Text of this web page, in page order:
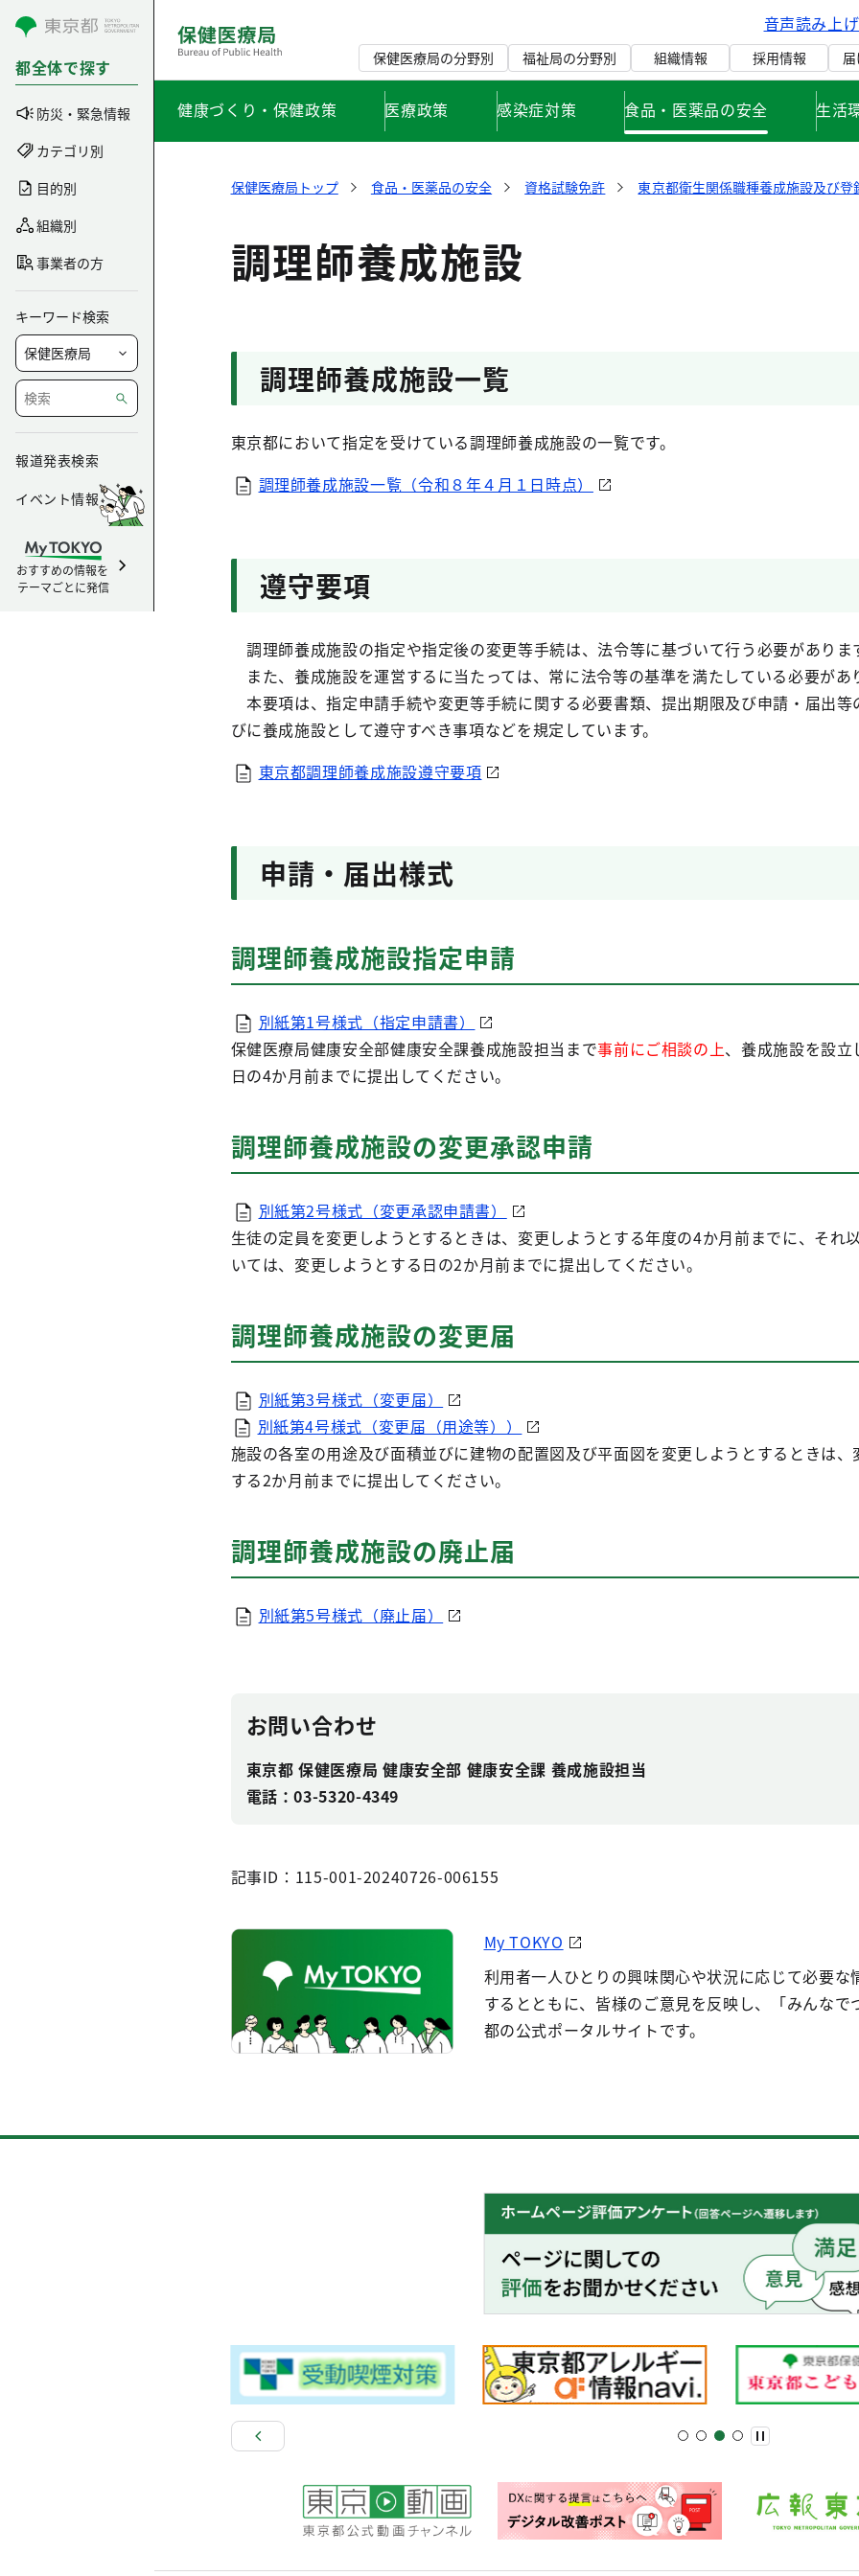
コンテンツにスキップ
都全体で探す
防災・緊急情報
カテゴリ別
目的別
組織別
事業者の方
キーワード検索
報道発表検索
イベント情報
おすすめの情報を
テーマごとに発信
音声読み上
保健医療局の分野別 福祉局の分野別 組織情報 採用情報
健康づくり・保健政策 医療政策 感染症対策 食品・医薬品の安全 生活
保健医療局トップ 食品・医薬品の安全 資格試験免許 東京都衛生関係職種養成施設及び登
調理師養成施設
調理師養成施設一覧
東京都において指定を受けている調理師養成施設の一覧です。
調理師養成施設一覧（令和８年４月１日時点）
遵守要項
調理師養成施設の指定や指定後の変更等手続は、法令等に基づいて行う必要がありま
また、養成施設を運営するに当たっては、常に法令等の基準を満たしている必要があ
本要項は、指定申請手続や変更等手続に関する必要書類、提出期限及び申請・届出等
びに養成施設として遵守すべき事項などを規定しています。
東京都調理師養成施設遵守要項
申請・届出様式
調理師養成施設指定申請
別紙第1号様式（指定申請書）
保健医療局健康安全部健康安全課養成施設担当まで事前にご相談の上、養成施設を設立
日の4か月前までに提出してください。
調理師養成施設の変更承認申請
別紙第2号様式（変更承認申請書）
生徒の定員を変更しようとするときは、変更しようとする年度の4か月前までに、それ
いては、変更しようとする日の2か月前までに提出してください。
調理師養成施設の変更届
別紙第3号様式（変更届）
別紙第4号様式（変更届（用途等））
施設の各室の用途及び面積並びに建物の配置図及び平面図を変更しようとするときは、
する2か月前までに提出してください。
調理師養成施設の廃止届
別紙第5号様式（廃止届）
お問い合わせ
東京都 保健医療局 健康安全部 健康安全課 養成施設担当
電話：03-5320-4349
記事ID：115-001-20240726-006155
My TOKYO
利用者一人ひとりの興味関心や状況に応じて必要な
するとともに、皆様のご意見を反映し、「みんなで
都の公式ポータルサイトです。